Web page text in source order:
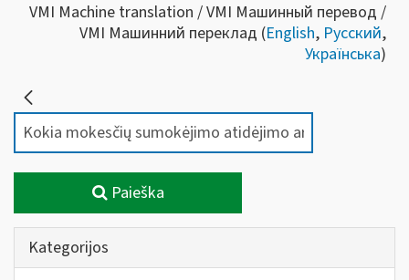
VMI Machine translation / VMI Машинный перевод /
VMI Машинний переклад (English, Русский,
Українська)
Paieška
Kategorijos